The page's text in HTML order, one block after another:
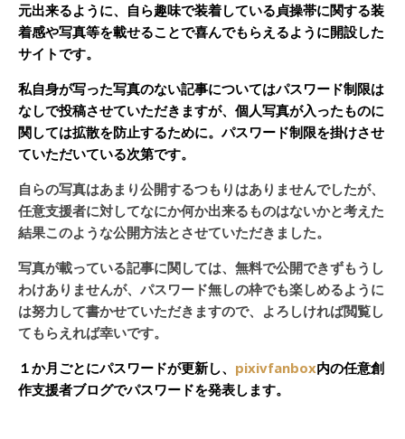
元出来るように、自ら趣味で装着している貞操帯に関する装
着感や写真等を載せることで喜んでもらえるように開設した
サイトです。
私自身が写った写真のない記事についてはパスワード制限は
なしで投稿させていただきますが、個人写真が入ったものに
関しては拡散を防止するために。パスワード制限を掛けさせ
ていただいている次第です。
自らの写真はあまり公開するつもりはありませんでしたが、
任意支援者に対してなにか何か出来るものはないかと考えた
結果このような公開方法とさせていただきました。
写真が載っている記事に関しては、無料で公開できずもうし
わけありませんが、パスワード無しの枠でも楽しめるように
は努力して書かせていただきますので、よろしければ閲覧し
てもらえれば幸いです。
１か月ごとにパスワードが更新し、 pixivfanbox内の任意創
作支援者ブログでパスワードを発表します。